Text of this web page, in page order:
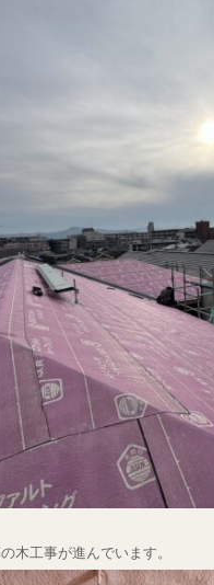
木工事が進んでいます。